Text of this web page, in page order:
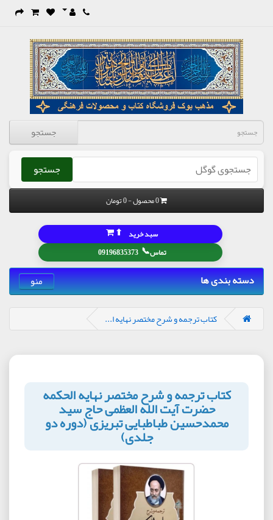
جستجو
جستجو
0 محصول - 0 تومان
تماس📞
09196835373
سبد خرید ⬆
دسته بندی ها منو
کتاب ترجمه و شرح مختصر نهایه ا...
کتاب ترجمه و شرح مختصر نهایه الحکمه
حضرت آیت الله العظمی حاج سید
محمدحسین طباطبایی تبریزی (دوره دو
جلدی)